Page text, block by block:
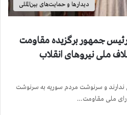
دیدارها و حمایت‌های بین‌المللی
جمهور برگزیده مقاومت
ملی نیروهای انقلاب
و سرنوشت مردم سوریه به سرنوشت
ملی مقاومت…